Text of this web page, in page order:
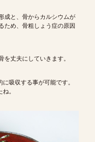
成と、骨からカルシウムが
ため、骨粗しょう症の原因
を丈夫にしていきます。
吸収する事が可能です。
。